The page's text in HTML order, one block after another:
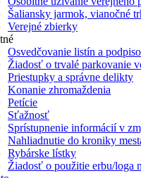
Šaliansky jarmok, vianočné
Verejné zbierky
Osvedčovanie listín a
Žiadosť o trvalé parkovanie
Priestupky a správne delikty
Konanie zhromaždenia
Petície
Sťažnosť
Sprístupnenie informácií v
Nahliadnutie do kroniky
Rybárske lístky
Žiadosť o použitie erbu/loga